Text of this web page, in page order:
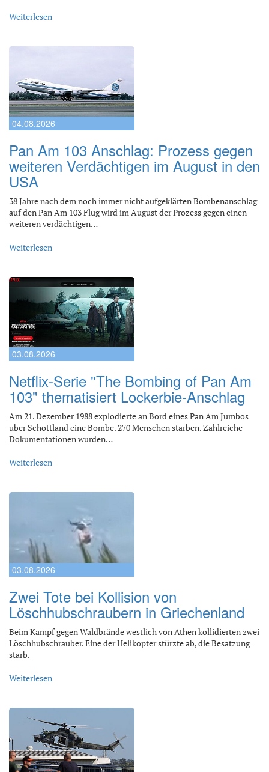
Weiterlesen
04.08.2026
Pan Am 103 Anschlag: Prozess gegen
weiteren Verdächtigen im August in den
USA
38 Jahre nach dem noch immer nicht aufgeklärten Bombenanschlag
auf den Pan Am 103 Flug wird im August der Prozess gegen einen
weiteren verdächtigen…
Weiterlesen
03.08.2026
Netflix-Serie "The Bombing of Pan Am
103" thematisiert Lockerbie-Anschlag
Am 21. Dezember 1988 explodierte an Bord eines Pan Am Jumbos
über Schottland eine Bombe. 270 Menschen starben. Zahlreiche
Dokumentationen wurden…
Weiterlesen
03.08.2026
Zwei Tote bei Kollision von
Löschhubschraubern in Griechenland
Beim Kampf gegen Waldbrände westlich von Athen kollidierten zwei
Löschhubschrauber. Eine der Helikopter stürzte ab, die Besatzung
starb.
Weiterlesen